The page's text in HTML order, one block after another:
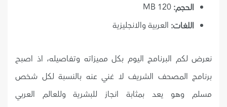
الحجم:
اللغات: العربية والانجليزية
نعرض لكم البرنامج اليوم بكل مميزاته وتفاصيله، اذ اصبح
برنامج المصحف الشريف لا غني عنه بالنسبة لكل شخص
مسلم وهو يعد بمثابة انجاز للبشرية وللعالم العربي